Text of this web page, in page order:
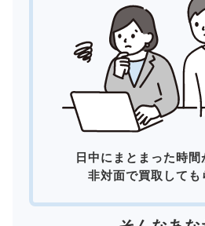
日中にまとまった時間
非対面で買取しても